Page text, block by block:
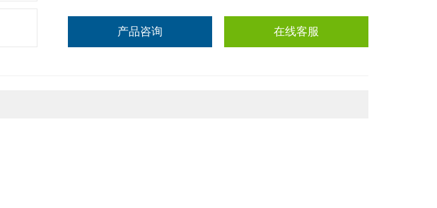
产品咨询 在线客服